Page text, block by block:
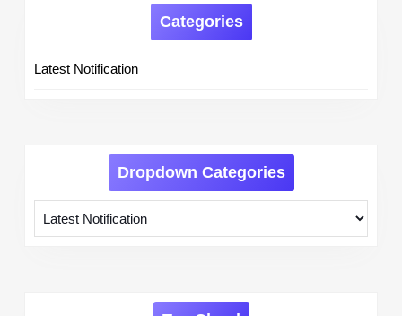
Categories
Latest Notification
Dropdown Categories